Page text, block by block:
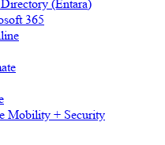
(Entara)
365
Mobility + Security